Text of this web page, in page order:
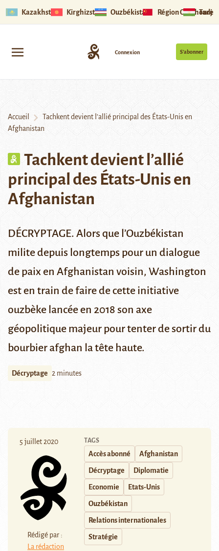
Kazakhstan Kirghizstan Ouzbékistan Région Ouïghoure
S’abonner
Connexion
Accueil
Tachkent devient l’allié principal des États-Unis en
Afghanistan
Tachkent devient l’allié
principal des États-Unis en
Afghanistan
DÉCRYPTAGE. Alors que l’Ouzbékistan
milite depuis longtemps pour un dialogue
de paix en Afghanistan voisin, Washington
est en train de faire de cette initiative
ouzbèke lancée en 2018 son axe
géopolitique majeur pour tenter de sortir du
bourbier afghan la tête haute.
Décryptage 2 minutes
5 juillet 2020
Rédigé par :
La rédaction
TAGS
Accès abonné Afghanistan
Décryptage Diplomatie
Economie Etats-Unis
Ouzbékistan
Relations internationales
Stratégie